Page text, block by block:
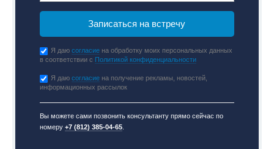
Я даюсогласие на обработку моих персональных данных
в соответствии с Политикой конфиденциальности
Я даюсогласие на получение рекламы, новостей,
информационных рассылок
Вы можете сами позвонить консультанту прямо сейчас по
номеру+7 (812) 385-04-65